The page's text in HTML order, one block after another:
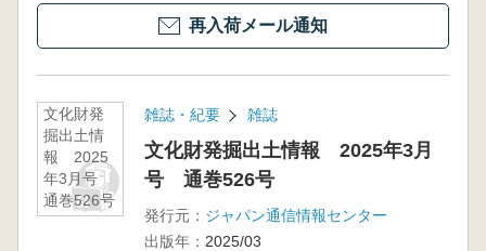
再入荷メール通知
文化財発
掘出土情
報 2025
年3月号
通巻526号
雑誌・紀要 雑誌
文化財発掘出土情報 2025年3月
号 通巻526号
発行元： ジャパン通信情報センター
出版年： 2025/03